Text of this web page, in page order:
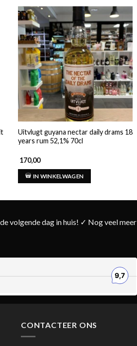
Uitvlugt guyana nectar daily drams 18
years rum 52,1% 70cl
170,00
IN WINKELWAGEN
volgende dag in huis! ✓ Nog veel meer
CONTACTEER ONS